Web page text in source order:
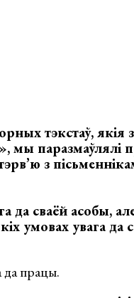
тэкстаў, якія
мы паразмаўлялі
з
сваёй асобы,
умовах увага да
да працы.